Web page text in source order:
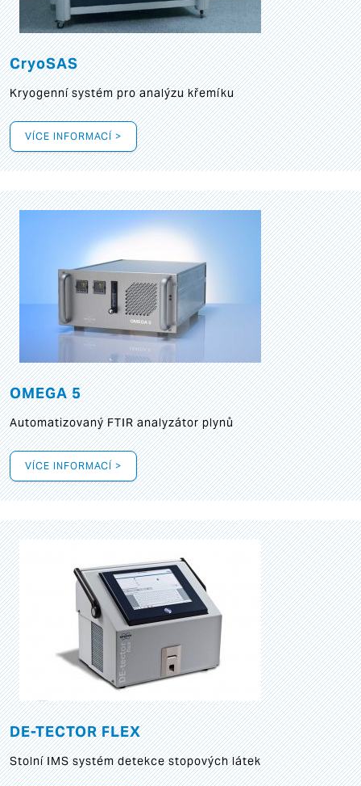
CryoSAS
Kryogenní systém pro analýzu křemíku
VÍCE INFORMACÍ >
OMEGA 5
Automatizovaný FTIR analyzátor plynů
VÍCE INFORMACÍ >
DE-TECTOR FLEX
Stolní IMS systém detekce stopových látek